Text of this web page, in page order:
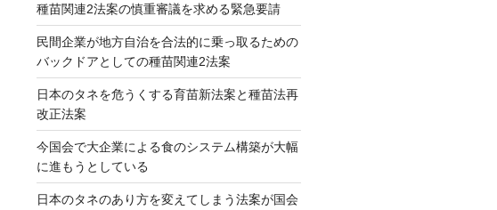
種苗関連2法案の慎重審議を求める緊急要請
民間企業が地方自治を合法的に乗っ取るための
バックドアとしての種苗関連2法案
日本のタネを危うくする育苗新法案と種苗法再
改正法案
今国会で大企業による食のシステム構築が大幅
に進もうとしている
日本のタネのあり方を変えてしまう法案が国会